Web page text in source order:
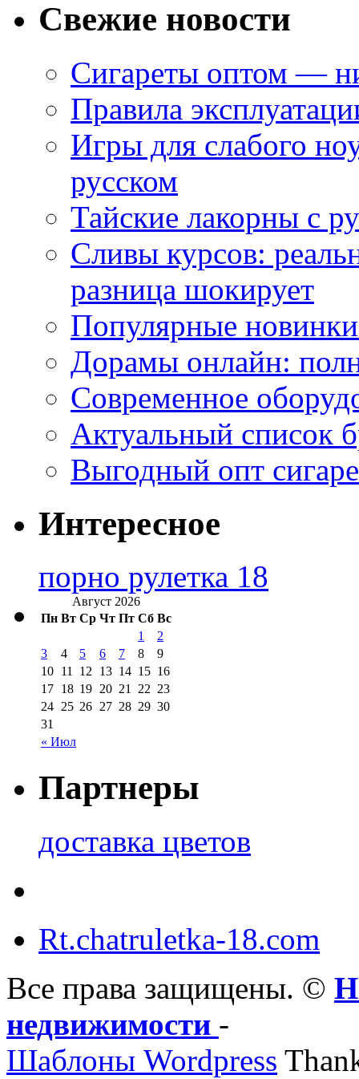
Свежие новости
Сигареты оптом —
Правила
Игры для слабого
русском
Тайские лакорны с
Сливы курсов:
разница шокирует
Популярные
Дорамы онлайн:
Современное
Актуальный список
Выгодный опт
Интересное
порно рулетка 18
Август 2026
Пн Вт Ср Чт Пт Сб Вс
« Июл
1
2
3
4 5 6 7 8
9
10 11 12 13 14 15 16
17 18 19 20 21 22 23
24 25 26 27 28 29 30
31
Партнеры
доставка цветов
Rt.chatruletka-18.com
Все права защищены. ©
недвижимости -
Шаблоны Wordpress